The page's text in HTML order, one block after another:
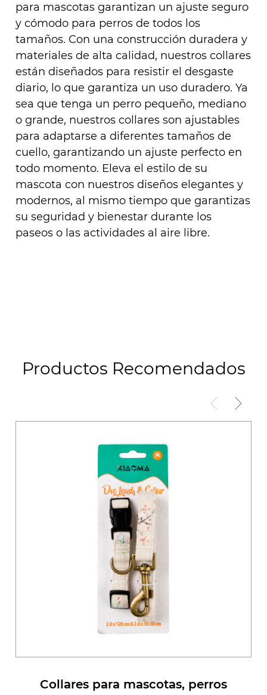
para mascotas garantizan un ajuste seguro
y cómodo para perros de todos los
tamaños. Con una construcción duradera y
materiales de alta calidad, nuestros collares
están diseñados para resistir el desgaste
diario, lo que garantiza un uso duradero. Ya
sea que tenga un perro pequeño, mediano
o grande, nuestros collares son ajustables
para adaptarse a diferentes tamaños de
cuello, garantizando un ajuste perfecto en
todo momento. Eleva el estilo de su
mascota con nuestros diseños elegantes y
modernos, al mismo tiempo que garantizas
su seguridad y bienestar durante los
paseos o las actividades al aire libre.
Productos Recomendados
Collares para mascotas, perros